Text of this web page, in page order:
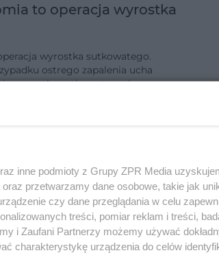
to operacja wyrostka
wyrostka sutkowatego.
ostrego zapalenia ucha
wyrostka sutkowatego, by
inne podmioty z Grupy ZPR Media
przetwarzamy dane osobowe, takie jak
czy dane przeglądania w celu
treści, pomiar reklam i treści,
i Zaufani Partnerzy możemy używać
charakterystykę urządzenia do celów